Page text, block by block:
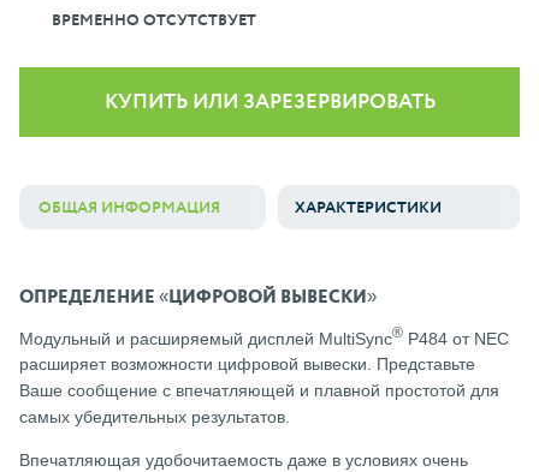
ВРЕМЕННО ОТСУТСТВУЕТ
КУПИТЬ ИЛИ ЗАРЕЗЕРВИРОВАТЬ
ОБЩАЯ ИНФОРМАЦИЯ ХАРАКТЕРИСТИКИ
ОПРЕДЕЛЕНИЕ «ЦИФРОВОЙ ВЫВЕСКИ»
Модульный и расширяемый дисплей MultiSync® P484 от NEC
расширяет возможности цифровой вывески. Представьте
Ваше сообщение с впечатляющей и плавной простотой для
самых убедительных результатов.
Впечатляющая удобочитаемость даже в условиях очень